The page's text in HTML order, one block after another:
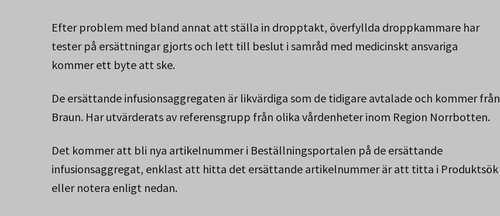
Efter problem med bland annat att ställa in dropptakt, överfyllda droppkammare har
tester på ersättningar gjorts och lett till beslut i samråd med medicinskt ansvariga
kommer ett byte att ske.
De ersättande infusionsaggregaten är likvärdiga som de tidigare avtalade och kommer från
Braun. Har utvärderats av referensgrupp från olika vårdenheter inom Region Norrbotten.
Det kommer att bli nya artikelnummer i Beställningsportalen på de ersättande
infusionsaggregat, enklast att hitta det ersättande artikelnummer är att titta i Produktsök
eller notera enligt nedan.